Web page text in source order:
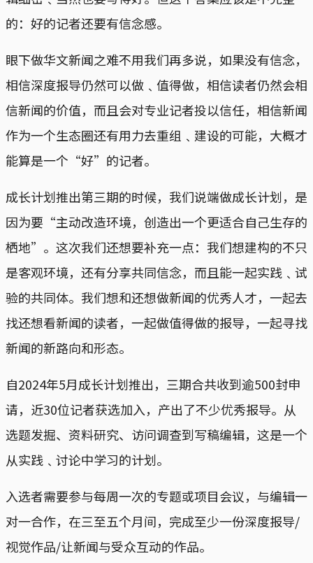
的：好的记者还要有信念感。
眼下做华文新闻之难不用我们再多说，如果没有信念，
相信深度报导仍然可以做﹑值得做，相信读者仍然会相
信新闻的价值，而且会对专业记者投以信任，相信新闻
作为一个生态圈还有用力去重组﹑建设的可能，大概才
能算是一个“好”的记者。
成长计划推出第三期的时候，我们说端做成长计划，是
因为要“主动改造环境，创造出一个更适合自己生存的
栖地”。这次我们还想要补充一点：我们想建构的不只
是客观环境，还有分享共同信念，而且能一起实践﹑试
验的共同体。我们想和还想做新闻的优秀人才，一起去
找还想看新闻的读者，一起做值得做的报导，一起寻找
新闻的新路向和形态。
自2024年5月成长计划推出，三期合共收到逾500封申
请，近30位记者获选加入，产出了不少优秀报导。从
选题发掘、资料研究、访问调查到写稿编辑，这是一个
从实践﹑讨论中学习的计划。
入选者需要参与每周一次的专题或项目会议，与编辑一
对一合作，在三至五个月间，完成至少一份深度报导/
视觉作品/让新闻与受众互动的作品。